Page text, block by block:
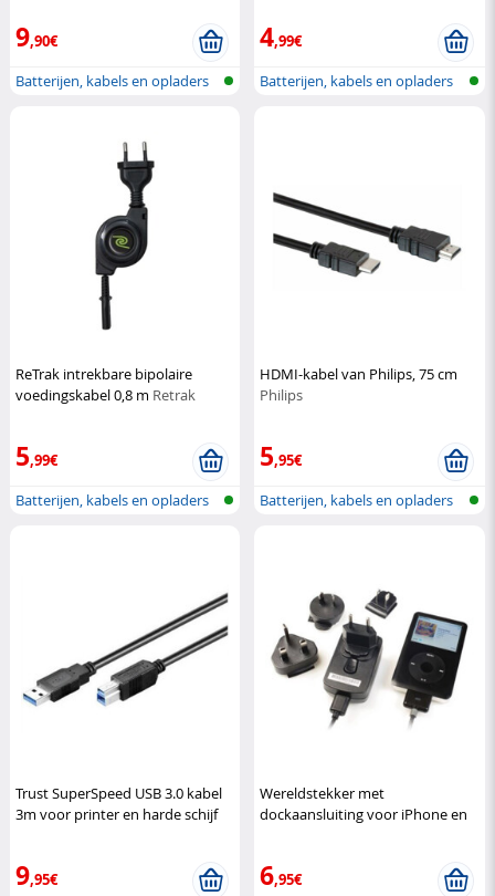
9,90€
Batterijen, kabels en opladers
4,99€
Batterijen, kabels en opladers
ReTrak intrekbare bipolaire
voedingskabel 0,8 m Retrak
5,99€
Batterijen, kabels en opladers
HDMI-kabel van Philips, 75 cm
Philips
5,95€
Batterijen, kabels en opladers
Trust SuperSpeed USB 3.0 kabel
3m voor printer en harde schijf
9,95€
Wereldstekker met
dockaansluiting voor iPhone en
6,95€